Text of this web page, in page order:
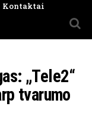
„Tele2“
tvarumo